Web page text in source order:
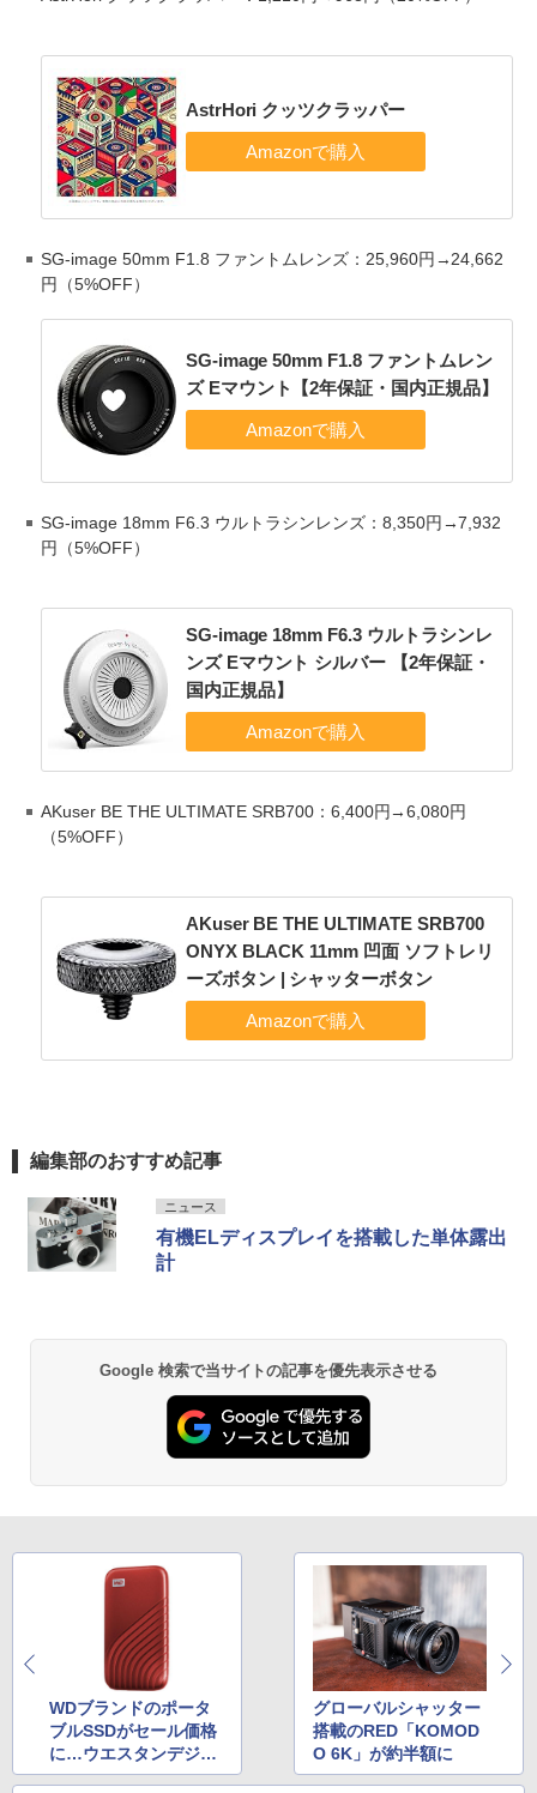
AstrHori クッツクラッパー
SG-image 50mm F1.8 ファントムレンズ：25,960円→24,662
円（5%OFF）
SG-image 50mm F1.8 ファントムレン
ズ Eマウント【2年保証・国内正規品】
SG-image 18mm F6.3 ウルトラシンレンズ：8,350円→7,932
円（5%OFF）
SG-image 18mm F6.3 ウルトラシンレ
ンズ Eマウント シルバー 【2年保証・
国内正規品】
AKuser BE THE ULTIMATE SRB700：6,400円→6,080円
（5%OFF）
AKuser BE THE ULTIMATE SRB700
ONYX BLACK 11mm 凹面 ソフトレリ
ーズボタン | シャッターボタン
編集部のおすすめ記事
ニュース
有機ELディスプレイを搭載した単体露出
計
Google 検索で当サイトの記事を優先表示させる
WDブランドのポータ
ブルSSDがセール価格
に…ウエスタンデジタ
ルが「Amazonスマイ
グローバルシャッター
搭載のRED「KOMOD
O 6K」が約半額に